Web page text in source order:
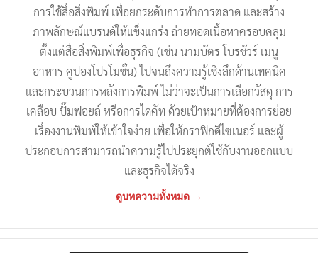
การใช้สื่อสิ่งพิมพ์ เพื่อยกระดับการทำการตลาด และสร้าง
ภาพลักษณ์แบรนด์ให้แข็งแกร่ง ถ่ายทอดเนื้อหาครอบคลุม
ตั้งแต่สื่อสิ่งพิมพ์เพื่อธุรกิจ (เช่น นามบัตร โบรชัวร์ เมนู
อาหาร คูปองโปรโมชั่น) ไปจนถึงความรู้เชิงลึกด้านเทคนิค
และกระบวนการหลังการพิมพ์ ไม่ว่าจะเป็นการเลือกวัสดุ การ
เคลือบ ปั๊มฟอยล์ หรือการไดคัท ด้วยเป้าหมายที่ต้องการย่อย
เรื่องงานพิมพ์ให้เข้าใจง่าย เพื่อให้กราฟิกดีไซเนอร์ และผู้
ประกอบการสามารถนำความรู้ไปประยุกต์ใช้กับงานออกแบบ
และธุรกิจได้จริง
ดูบทความทั้งหมด →